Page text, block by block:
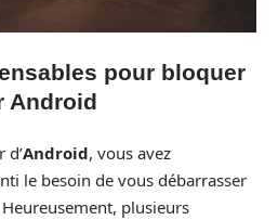
pour bloquer
Android
d’Android, vous avez
le besoin de vous débarrasser
plusieurs